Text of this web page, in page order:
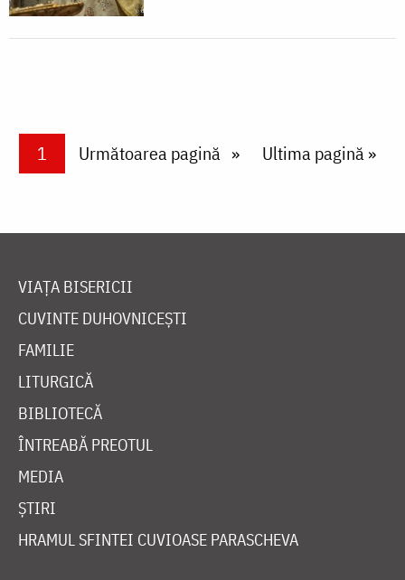
PaginareCurrent page
1 Next page
Următoarea pagină Last page
Ultima pagină »
VIAȚA BISERICII
CUVINTE DUHOVNICEȘTI
FAMILIE
LITURGICĂ
BIBLIOTECĂ
ÎNTREABĂ PREOTUL
MEDIA
ȘTIRI
HRAMUL SFINTEI CUVIOASE PARASCHEVA